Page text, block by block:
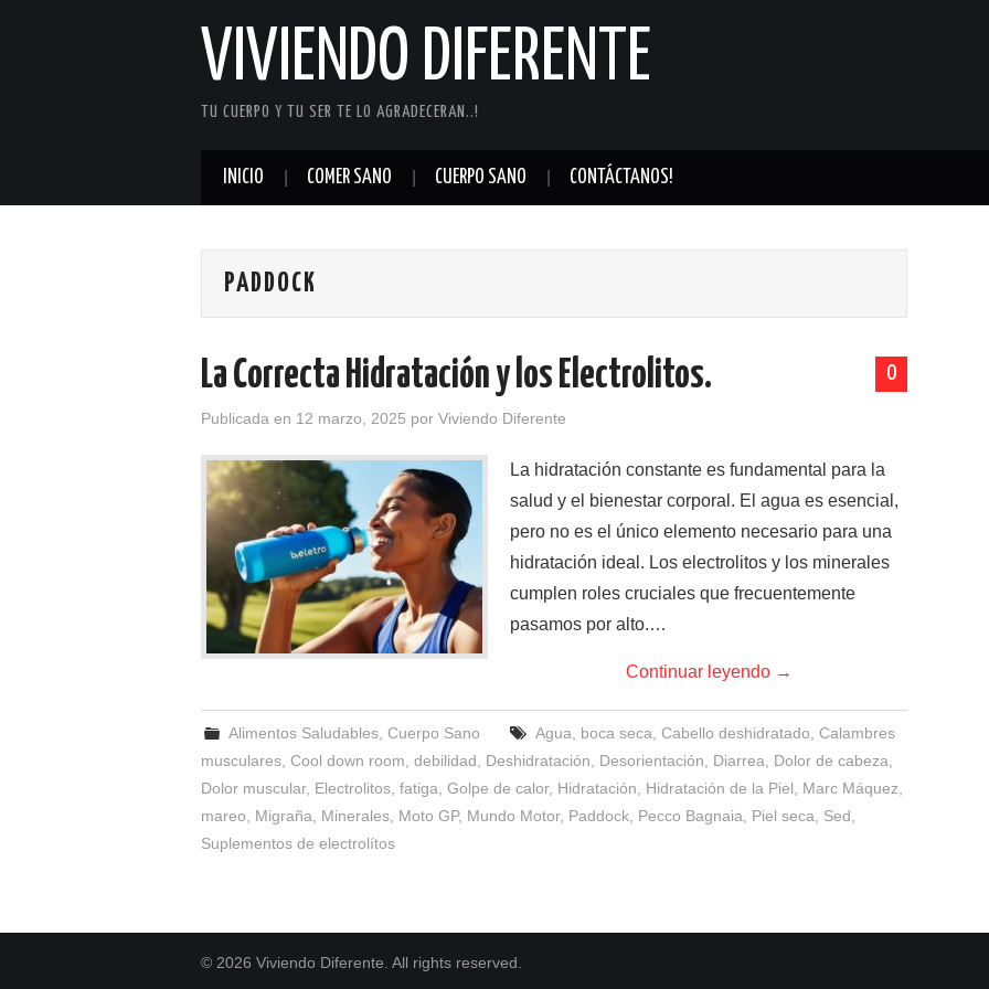
VIVIENDO DIFERENTE
TU CUERPO Y TU SER TE LO AGRADECERAN..!
INICIO COMER SANO CUERPO SANO CONTÁCTANOS!
PADDOCK
0
La Correcta Hidratación y los Electrolitos.
Publicada en 12 marzo, 2025 por Viviendo Diferente
La hidratación constante es fundamental para la
salud y el bienestar corporal. El agua es esencial,
pero no es el único elemento necesario para una
hidratación ideal. Los electrolitos y los minerales
cumplen roles cruciales que frecuentemente
pasamos por alto.…
Continuar leyendo →
Alimentos Saludables ,Cuerpo Sano Agua boca seca Cabello deshidratado Calambres
musculares Cool down room debilidad Deshidratación Desorientación Diarrea Dolor de cabeza
Dolor muscular, Electrolitos fatiga Golpe de calor, Hidratación Hidratación de la Piel Marc Máquez
mareo
Migraña Minerales Moto GP, Mundo Motor, Paddock Pecco Bagnaia Piel seca Sed
Suplementos de electrolítos
© 2026 Viviendo Diferente. All rights reserved.